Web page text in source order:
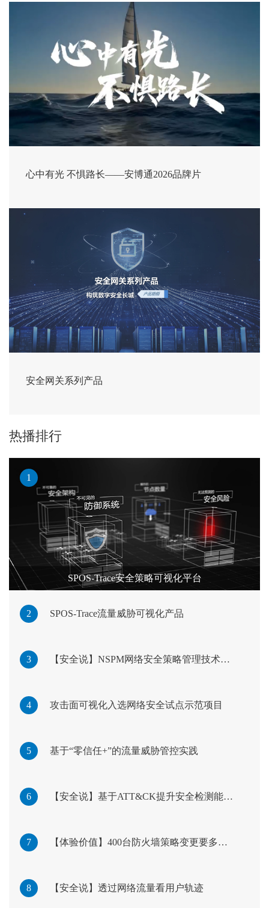
心中有光 不惧路长——安博通2026品牌片
安全网关系列产品
热播排行
1
SPOS-Trace安全策略可视化平台
2 SPOS-Trace流量威胁可视化产品
3 【安全说】NSPM网络安全策略管理技术分享
4 攻击面可视化入选网络安全试点示范项目
5 基于“零信任+”的流量威胁管控实践
6 【安全说】基于ATT&CK提升安全检测能力的开发实践
7 【体验价值】400台防火墙策略变更要多久？半小时！
8 【安全说】透过网络流量看用户轨迹